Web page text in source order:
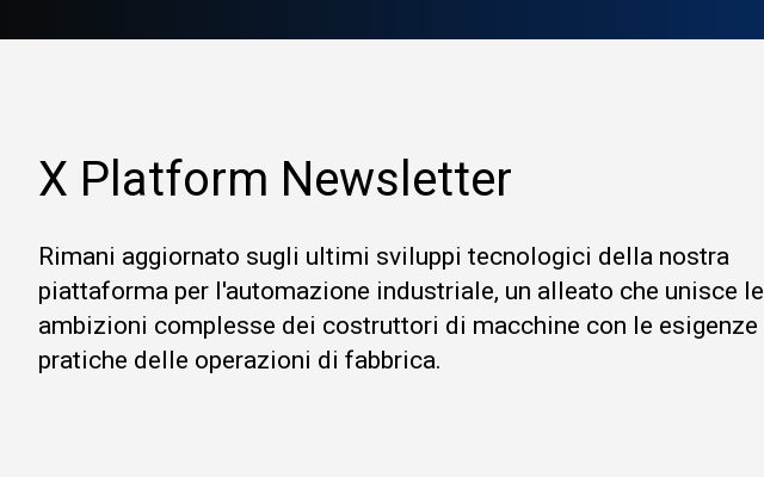
X Platform Newsletter
Rimani aggiornato sugli ultimi sviluppi tecnologici della nostra
piattaforma per l'automazione industriale, un alleato che unisce le
ambizioni complesse dei costruttori di macchine con le esigenze
pratiche delle operazioni di fabbrica.